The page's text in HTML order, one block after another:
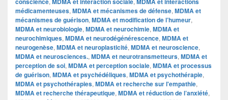
médicamenteuses, MDMA et mécanismes de défense, MDMA et
mécanismes de guérison, MDMA et modification de l’humeur,
MDMA et neurobiologie, MDMA et neurochimie, MDMA et
neurochimiques, MDMA et neurodégénérescence, MDMA et
neurogenèse, MDMA et neuroplasticité, MDMA et neuroscience,
MDMA et neurosciences., MDMA et neurotransmetteurs, MDMA et
perception de soi, MDMA et perception sociale, MDMA et processus
de guérison, MDMA et psychédéliques, MDMA et psychothérapie,
MDMA et psychothérapies, MDMA et recherche sur l'empathie,
MDMA et recherche thérapeutique, MDMA et réduction de l’anxiété,